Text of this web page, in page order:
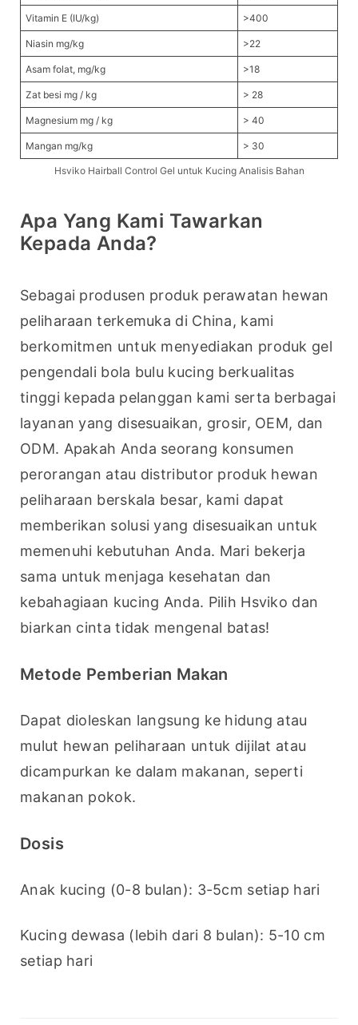
Vitamin E (IU/kg) >400
Niasin mg/kg >22
Asam folat, mg/kg >18
Zat besi mg / kg > 28
Magnesium mg / kg > 40
Mangan mg/kg > 30
Hsviko Hairball Control Gel untuk Kucing Analisis Bahan
Apa Yang Kami Tawarkan
Kepada Anda?
Sebagai produsen produk perawatan hewan
peliharaan terkemuka di China, kami
berkomitmen untuk menyediakan produk gel
pengendali bola bulu kucing berkualitas
tinggi kepada pelanggan kami serta berbagai
layanan yang disesuaikan, grosir, OEM, dan
ODM. Apakah Anda seorang konsumen
perorangan atau distributor produk hewan
peliharaan berskala besar, kami dapat
memberikan solusi yang disesuaikan untuk
memenuhi kebutuhan Anda. Mari bekerja
sama untuk menjaga kesehatan dan
kebahagiaan kucing Anda. Pilih Hsviko dan
biarkan cinta tidak mengenal batas!
Metode Pemberian Makan
Dapat dioleskan langsung ke hidung atau
mulut hewan peliharaan untuk dijilat atau
dicampurkan ke dalam makanan, seperti
makanan pokok.
Dosis
Anak kucing (0-8 bulan): 3-5cm setiap hari
Kucing dewasa (lebih dari 8 bulan): 5-10 cm
setiap hari